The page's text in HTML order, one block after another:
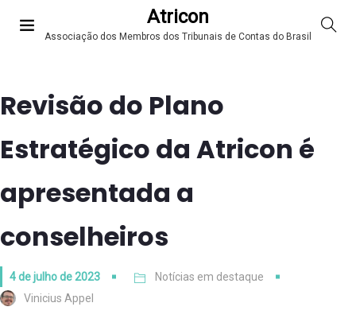
Atricon
Associação dos Membros dos Tribunais de Contas do Brasil
Revisão do Plano
Estratégico da Atricon é
apresentada a
conselheiros
4 de julho de 2023
Notícias em destaque
Vinicius Appel